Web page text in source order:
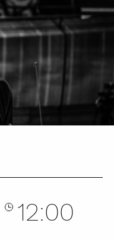
12:00